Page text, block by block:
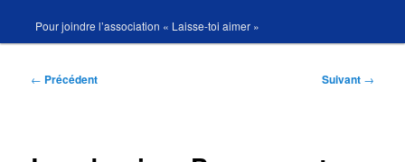
Pour joindre l’association « Laisse-toi aimer »
Navigation
← Précédent Suivant →